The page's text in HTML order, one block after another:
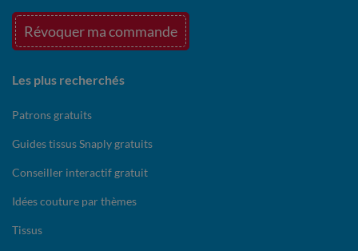
Révoquer ma commande
Les plus recherchés
Patrons gratuits
Guides tissus Snaply gratuits
Conseiller interactif gratuit
Idées couture par thèmes
Tissus